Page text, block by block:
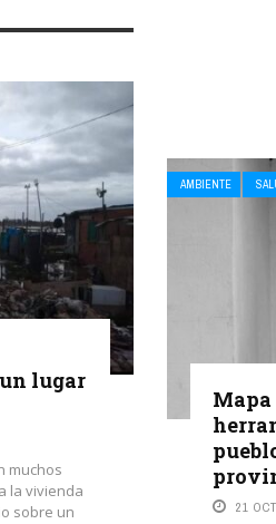
lugar
muchos
la vivienda
sobre un
AMBIENTE
Mapa
21